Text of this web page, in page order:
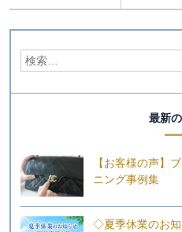
最新
【お客様の声】
ニング事例集
◇夏季休業のお